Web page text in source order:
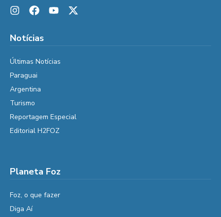
Notícias
Últimas Notícias
Paraguai
Argentina
Turismo
Reportagem Especial
Editorial H2FOZ
Planeta Foz
Foz, o que fazer
Diga Aí